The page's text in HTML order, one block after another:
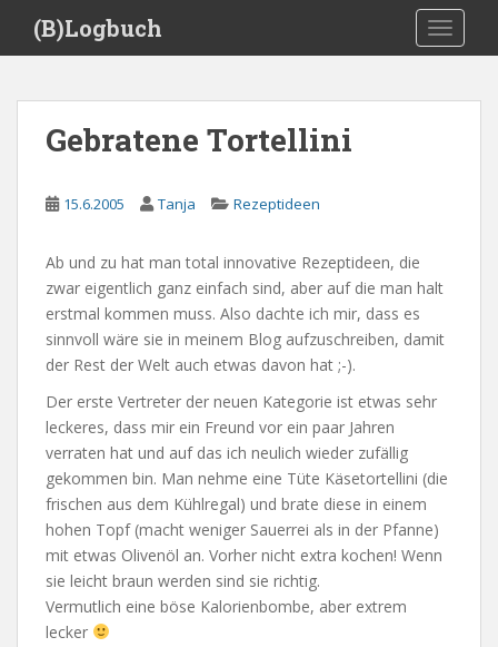
i
(B)Logbuch
Gebratene Tortellini
15.6.2005 Tanja Rezeptideen
Ab und zu hat man total innovative Rezeptideen, die
zwar eigentlich ganz einfach sind, aber auf die man halt
erstmal kommen muss. Also dachte ich mir, dass es
sinnvoll wäre sie in meinem Blog aufzuschreiben, damit
der Rest der Welt auch etwas davon hat ;-).
Der erste Vertreter der neuen Kategorie ist etwas sehr
leckeres, dass mir ein Freund vor ein paar Jahren
verraten hat und auf das ich neulich wieder zufällig
gekommen bin. Man nehme eine Tüte Käsetortellini (die
frischen aus dem Kühlregal) und brate diese in einem
hohen Topf (macht weniger Sauerrei als in der Pfanne)
mit etwas Olivenöl an. Vorher nicht extra kochen! Wenn
sie leicht braun werden sind sie richtig.
Vermutlich eine böse Kalorienbombe, aber extrem
lecker